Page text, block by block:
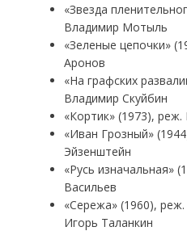
«Звезда
Владимир Мотыль
«Зеленые цепочки»
Аронов
«На графских
Владимир Скуйбин
«Кортик» (1973),
«Иван Грозный»
Эйзенштейн
«Русь изначальная»
Васильев
«Сережа» (1960),
Игорь Таланкин